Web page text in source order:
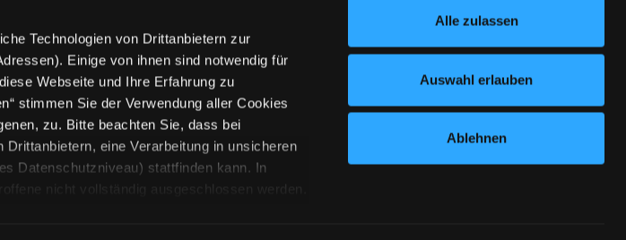
Technologien von Drittanbietern zur
Einige von ihnen sind notwendig für
Webseite und Ihre Erfahrung zu
stimmen Sie der Verwendung aller Cookies
zu. Bitte beachten Sie, dass bei
eine Verarbeitung in unsicheren
Datenschutzniveau) stattfinden kann. In
nicht vollständig ausgeschlossen werden.
Alle zulassen
Auswahl erlauben
Ablehnen
Newsletter abonnieren
und keine Veranstaltung verpassen
jetzt abonnieren